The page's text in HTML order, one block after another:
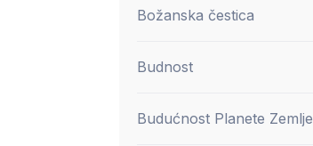
Božanska čestica
Budnost
Budućnost Planete Zemlje